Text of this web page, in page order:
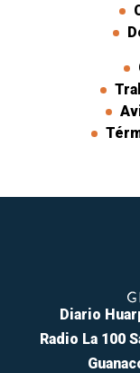
Diario
Radio La 100